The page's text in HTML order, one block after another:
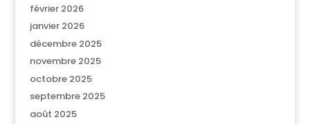
février 2026
janvier 2026
décembre 2025
novembre 2025
octobre 2025
septembre 2025
août 2025